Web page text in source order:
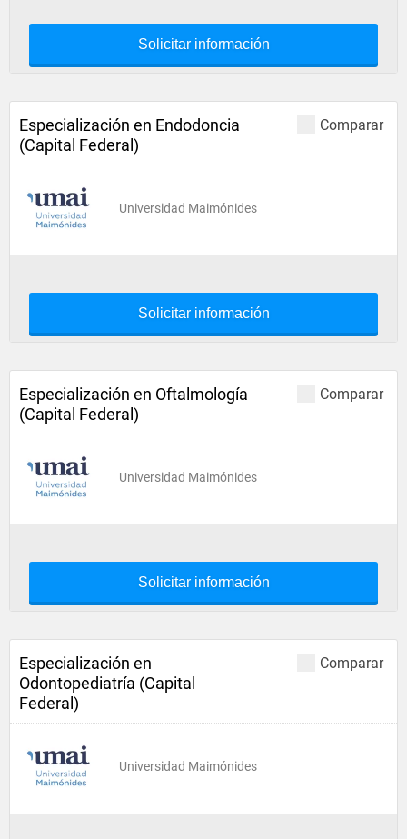
Solicitar información
Comparar
Especialización en Endodoncia
(Capital Federal)
Universidad Maimónides
Solicitar información
Comparar
Especialización en Oftalmología
(Capital Federal)
Universidad Maimónides
Solicitar información
Comparar
Especialización en
Odontopediatría (Capital
Federal)
Universidad Maimónides